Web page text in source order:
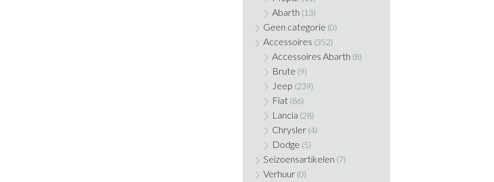
Abarth (13)
Geen categorie (0)
Accessoires (352)
Accessoires Abarth (8)
Brute (9)
Jeep (239)
Fiat (86)
Lancia (28)
Chrysler (4)
Dodge (5)
Seizoensartikelen (7)
Verhuur (0)